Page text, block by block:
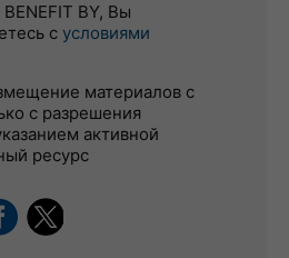
BY, Вы
с условиями
материалов с
с разрешения
активной
ресурс